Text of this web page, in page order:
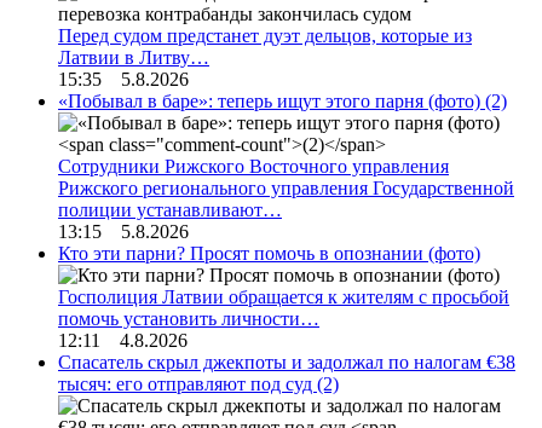
Перед судом предстанет дуэт дельцов, которые из
Латвии в Литву…
15:35 5.8.2026
«Побывал в баре»: теперь ищут этого парня (фото) (2)
Сотрудники Рижского Восточного управления
Рижского регионального управления Государственной
полиции устанавливают…
13:15 5.8.2026
Кто эти парни? Просят помочь в опознании (фото)
Госполиция Латвии обращается к жителям с просьбой
помочь установить личности…
12:11 4.8.2026
Спасатель скрыл джекпоты и задолжал по налогам €38
тысяч: его отправляют под суд (2)